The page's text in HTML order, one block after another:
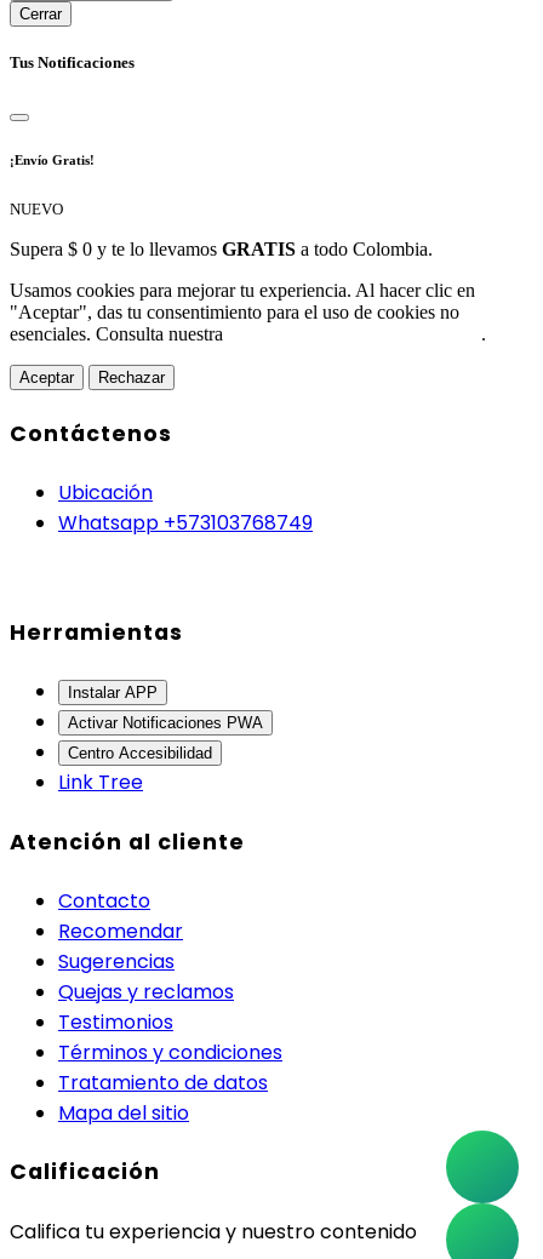
Cerrar
Tus Notificaciones
¡Envío Gratis!
NUEVO
Supera $ 0 y te lo llevamos GRATIS a todo Colombia.
Usamos cookies para mejorar tu experiencia. Al hacer clic en
"Aceptar", das tu consentimiento para el uso de cookies no
esenciales. Consulta nuestra
.
Aceptar Rechazar
Contáctenos
Ubicación
Whatsapp +573103768749
Herramientas
Instalar APP
Activar Notificaciones PWA
Centro Accesibilidad
Link Tree
Atención al cliente
Contacto
Recomendar
Sugerencias
Quejas y reclamos
Testimonios
Términos y condiciones
Tratamiento de datos
Mapa del sitio
Calificación
Califica tu experiencia y nuestro contenido